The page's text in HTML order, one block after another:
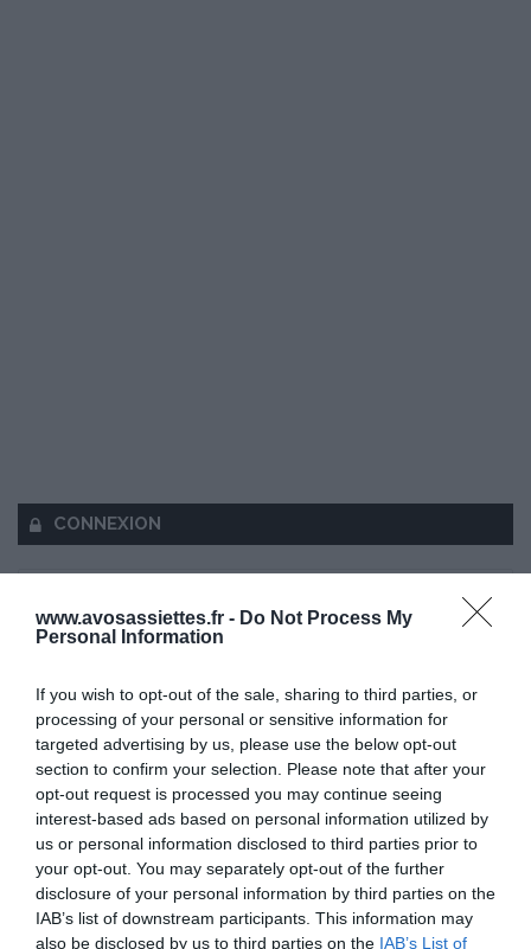
www.avosassiettes.fr - Do Not Process My
Personal Information
If you wish to opt-out of the sale, sharing to third parties, or
processing of your personal or sensitive information for
targeted advertising by us, please use the below opt-out
section to confirm your selection. Please note that after your
opt-out request is processed you may continue seeing
interest-based ads based on personal information utilized by
us or personal information disclosed to third parties prior to
your opt-out. You may separately opt-out of the further
disclosure of your personal information by third parties on the
IAB’s list of downstream participants. This information may
also be disclosed by us to third parties on the IAB’s List of
CONNEXION
Se souvenir de moi
Se connecter
Vous n'avez pas de compte ?